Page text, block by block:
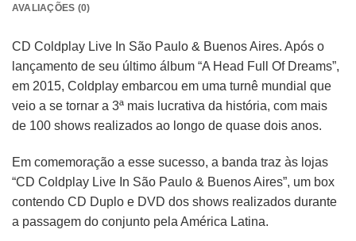
AVALIAÇÕES (0)
CD Coldplay Live In São Paulo & Buenos Aires. Após o
lançamento de seu último álbum “A Head Full Of Dreams”,
em 2015, Coldplay embarcou em uma turnê mundial que
veio a se tornar a 3ª mais lucrativa da história, com mais
de 100 shows realizados ao longo de quase dois anos.
Em comemoração a esse sucesso, a banda traz às lojas
“CD Coldplay Live In São Paulo & Buenos Aires”, um box
contendo CD Duplo e DVD dos shows realizados durante
a passagem do conjunto pela América Latina.